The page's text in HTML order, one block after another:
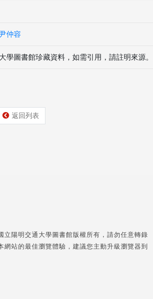
仲容
學圖書館珍藏資料，如需引用，請註明來源。
返回列表
立陽明交通大學圖書館版權所有，請勿任意轉錄
網站的最佳瀏覽體驗，建議您主動升級瀏覽器到